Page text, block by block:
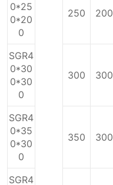
0*25
0*20
0
250 200
SGR4
0*30
0*30
0
300 300
SGR4
0*35
0*30
0
350 300
SGR4